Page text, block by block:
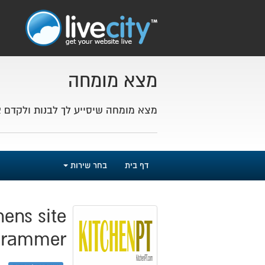
מצא מומחה
מצא מומחה שיסייע לך לבנות
דף בית בחר שירות
site